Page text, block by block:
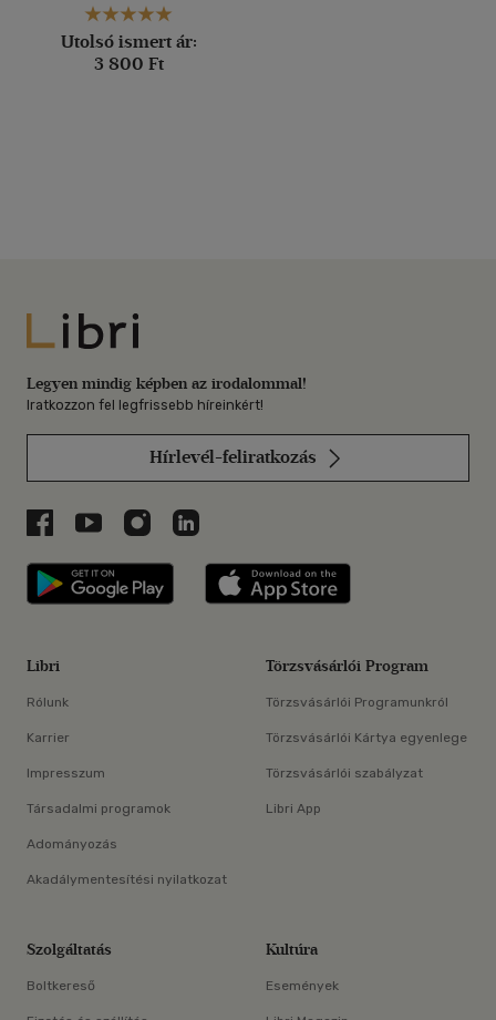
Utolsó ismert ár:
3 800 Ft
Libri
Legyen mindig képben az irodalommal!
Iratkozzon fel legfrissebb híreinkért!
Hírlevél-feliratkozás
Libri a Facebookon
Libri a Youtube-on
Libri az Instagramon
Libri a LinkedInen
Libri applikáció Szerezd meg: Google
Libri
Rólunk
Karrier
Impresszum
Társadalmi programok
Adományozás
Akadálymentesítési nyilatkozat
Törzsvásárlói Program
Törzsvásárlói Programunkról
Törzsvásárlói Kártya egyenlege
Törzsvásárlói szabályzat
Libri App
Szolgáltatás
Boltkereső
Kultúra
Események